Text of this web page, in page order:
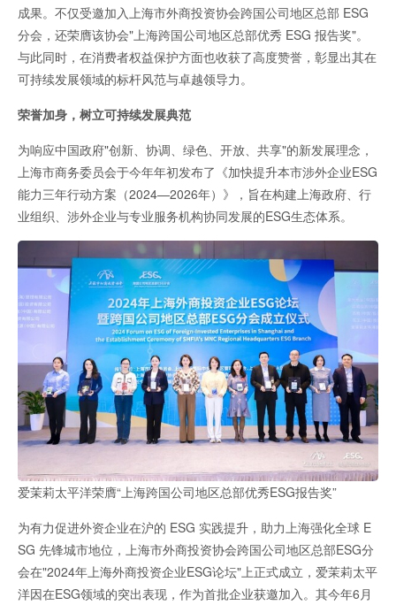
成果。不仅受邀加入上海市外商投资协会跨国公司地区总部 ESG
分会，还荣膺该协会"上海跨国公司地区总部优秀 ESG 报告奖"。
与此同时，在消费者权益保护方面也收获了高度赞誉，彰显出其在
可持续发展领域的标杆风范与卓越领导力。
荣誉加身，树立可持续发展典范
为响应中国政府"创新、协调、绿色、开放、共享"的新发展理念，
上海市商务委员会于今年年初发布了《加快提升本市涉外企业ESG
能力三年行动方案（2024—2026年）》，旨在构建上海政府、行
业组织、涉外企业与专业服务机构协同发展的ESG生态体系。
爱茉莉太平洋荣膺“上海跨国公司地区总部优秀ESG报告奖”
为有力促进外资企业在沪的 ESG 实践提升，助力上海强化全球 E
SG 先锋城市地位，上海市外商投资协会跨国公司地区总部ESG分
会在"2024年上海外商投资企业ESG论坛"上正式成立，爱茉莉太平
洋因在ESG领域的突出表现，作为首批企业获邀加入。其今年6月